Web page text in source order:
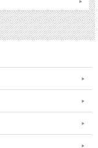
月未満の成長期、
ル、サーモンオイル、
、ビタミン類(ビタミン
ミンB2、ビタミン
ンガン、ヨウ素酸カル